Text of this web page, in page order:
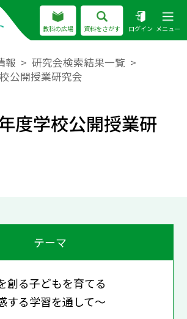
教科の広場 資料をさがす ログイン メニュー
報
研究会検索結果一覧
公開授業研究会
度学校公開授業研
テーマ
創る子どもを育てる
する学習を通して～